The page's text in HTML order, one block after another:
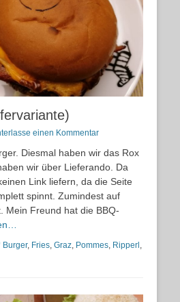
einen Kommentar
Diesmal haben wir das Rox
wir über Lieferando. Da
Link liefern, da die Seite
spinnt. Zumindest auf
Mein Freund hat die BBQ-
Burger, Fries, Graz, Pommes, Ripperl ,